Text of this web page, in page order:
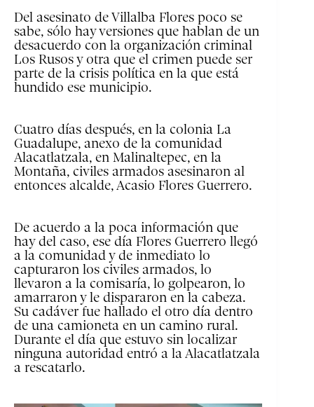
Del asesinato de Villalba Flores poco se
sabe, sólo hay versiones que hablan de un
desacuerdo con la organización criminal
Los Rusos y otra que el crimen puede ser
parte de la crisis política en la que está
hundido ese municipio.
Cuatro días después, en la colonia La
Guadalupe, anexo de la comunidad
Alacatlatzala, en Malinaltepec, en la
Montaña, civiles armados asesinaron al
entonces alcalde, Acasio Flores Guerrero.
De acuerdo a la poca información que
hay del caso, ese día Flores Guerrero llegó
a la comunidad y de inmediato lo
capturaron los civiles armados, lo
llevaron a la comisaría, lo golpearon, lo
amarraron y le dispararon en la cabeza.
Su cadáver fue hallado el otro día dentro
de una camioneta en un camino rural.
Durante el día que estuvo sin localizar
ninguna autoridad entró a la Alacatlatzala
a rescatarlo.